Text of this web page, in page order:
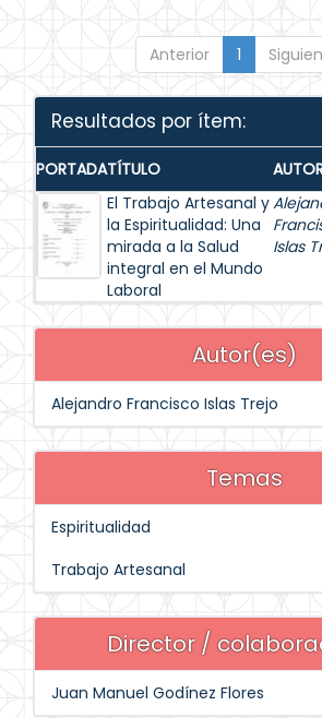
Anterior 1
Resultados por ítem:
PORTADATÍTULO
El Trabajo Artesanal y
la Espiritualidad: Una
mirada a la Salud
integral en el Mundo
Laboral
Islas
Autor(es)
Alejandro Francisco Islas Trejo
Temas
Espiritualidad
Trabajo Artesanal
Director /
Juan Manuel Godínez Flores